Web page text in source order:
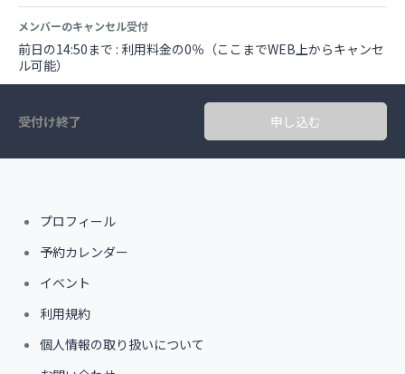
メンバーのキャンセル受付
前日の14:50まで : 利用料金の0％（ここまでWEB上からキャンセ
ル可能）
受付け終了 申し込む
プロフィール
予約カレンダー
イベント
利用規約
個人情報の取り扱いについて